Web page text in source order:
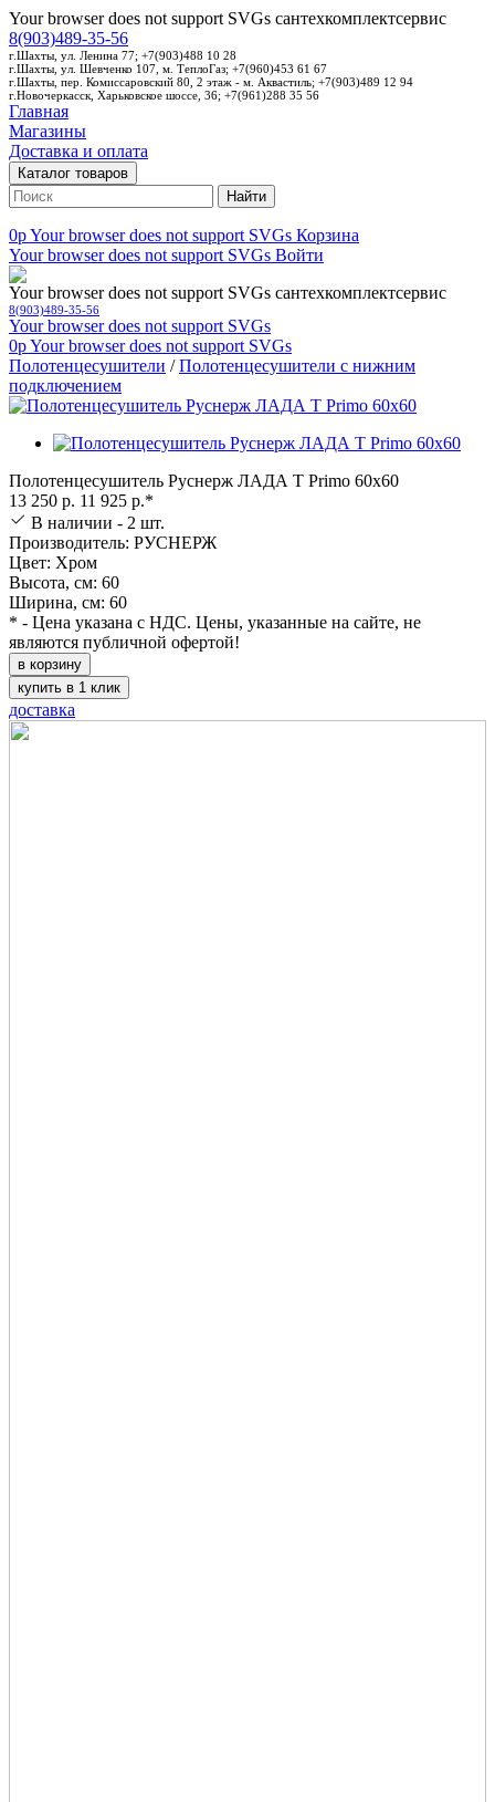
Your browser does not support SVGs сантехкомплектсервис
8(903)489-35-56
г.Шахты, ул. Ленина 77; +7(903)488 10 28
г.Шахты, ул. Шевченко 107, м. ТеплоГаз; +7(960)453 61 67
г.Шахты, пер. Комиссаровский 80, 2 этаж - м. Аквастиль; +7(903)489 12 94
г.Новочеркасск, Харьковское шоссе, 36; +7(961)288 35 56
Главная
Магазины
Доставка и оплата
Каталог товаров
Найти
0pYour browser does not support SVGs Корзина
Your browser does not support SVGs Войти
Your browser does not support SVGs сантехкомплектсервис
8(903)489-35-56
Your browser does not support SVGs
0pYour browser does not support SVGs
Полотенцесушители /Полотенцесушители с нижним
подключением
Полотенцесушитель Руснерж ЛАДА Т Primo 60х60
13 250 р. 11 925 р.*
В наличии - 2 шт.
Производитель: РУСНЕРЖ
Цвет: Хром
Высота, см: 60
Ширина, см: 60
* - Цена указана с НДС. Цены, указанные на сайте, не
являются публичной офертой!
в корзину
купить в 1 клик
доставка